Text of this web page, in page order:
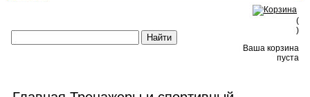
(
)
Ваша корзина
пуста